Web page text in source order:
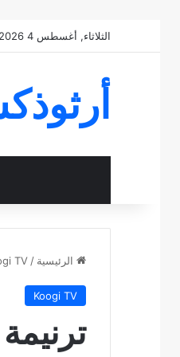
الثلاثاء, أغسطس 4 2026
الرئيسية /
TV
Koogi TV